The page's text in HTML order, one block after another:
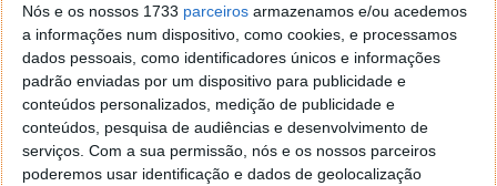
Nós e os nossos 1733 parceiros armazenamos e/ou acedemos
a informações num dispositivo, como cookies, e processamos
dados pessoais, como identificadores únicos e informações
padrão enviadas por um dispositivo para publicidade e
conteúdos personalizados, medição de publicidade e
conteúdos, pesquisa de audiências e desenvolvimento de
serviços. Com a sua permissão, nós e os nossos parceiros
poderemos usar identificação e dados de geolocalização
tentei apagar o explorer na tentativa de forçar o uso do
firefox mas em vao. Kaso te lembres de outra dica fico
agradecido, caso contrario obrigado a mesma
Responder
Vítor M.
7 de Novembro de 2005 às 01:39
@Reporter